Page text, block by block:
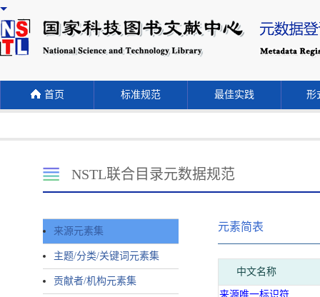
首页 标准规范 最佳实践 形
NSTL联合目录元数据规范
来源元素集
主题/分类/关键词元素集
贡献者/机构元素集
元素简表
中文名称
来源唯一标识符